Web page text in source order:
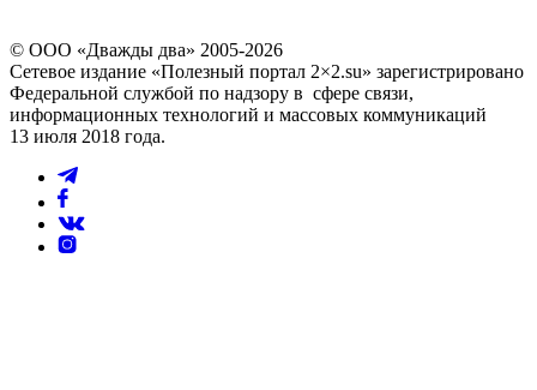
© ООО «Дважды два» 2005-2026
Сетевое издание «Полезный портал 2×2.su» зарегистрировано
Федеральной службой по надзору в сфере связи,
информационных технологий и массовых коммуникаций
13 июля 2018 года.